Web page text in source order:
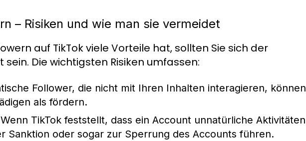
– Risiken und wie man sie vermeidet
auf TikTok viele Vorteile hat, sollten Sie sich der
sein. Die wichtigsten Risiken umfassen:
Follower, die nicht mit Ihren Inhalten interagieren, können
als fördern.
Wenn TikTok feststellt, dass ein Account unnatürliche Aktivitäten
Sanktion oder sogar zur Sperrung des Accounts führen.